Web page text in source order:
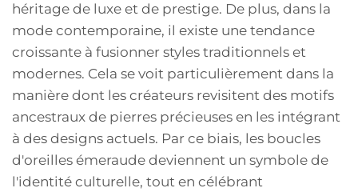
héritage de luxe et de prestige. De plus, dans la
mode contemporaine, il existe une tendance
croissante à fusionner styles traditionnels et
modernes. Cela se voit particulièrement dans la
manière dont les créateurs revisitent des motifs
ancestraux de pierres précieuses en les intégrant
à des designs actuels. Par ce biais, les boucles
d'oreilles émeraude deviennent un symbole de
l'identité culturelle, tout en célébrant